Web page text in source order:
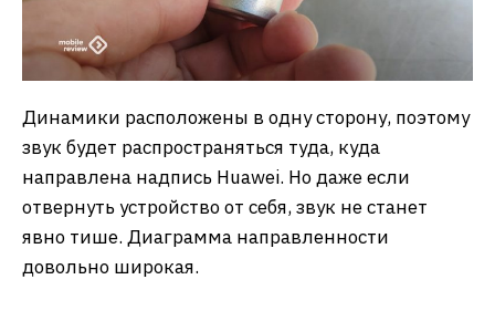
Динамики расположены в одну сторону, поэтому
звук будет распространяться туда, куда
направлена надпись Huawei. Но даже если
отвернуть устройство от себя, звук не станет
явно тише. Диаграмма направленности
довольно широкая.